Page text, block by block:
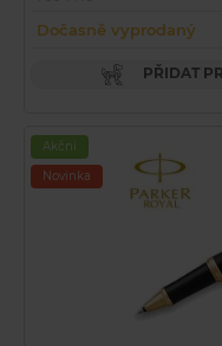
Dočasně vyprodaný
PŘIDAT
Akční
Novinka